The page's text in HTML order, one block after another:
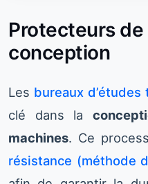
Protecteurs de
conception
Les bureaux d’études
clé dans la
machines. Ce
résistance (méthode